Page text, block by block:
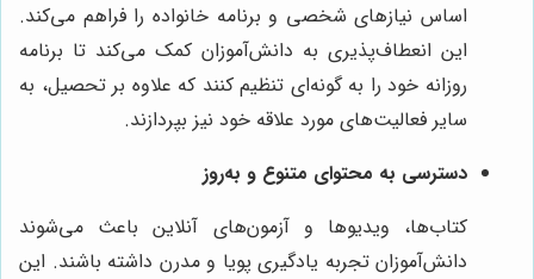
اساس نیازهای شخصی و برنامه خانواده را فراهم می‌کند.
این انعطاف‌پذیری به دانش‌آموزان کمک می‌کند تا برنامه
روزانه خود را به گونه‌ای تنظیم کنند که علاوه بر تحصیل، به
سایر فعالیت‌های مورد علاقه خود نیز بپردازند.
دسترسی به محتوای متنوع و به‌روز
کتاب‌ها، ویدیوها و آزمون‌های آنلاین باعث می‌شوند
دانش‌آموزان تجربه یادگیری پویا و مدرن داشته باشند. این